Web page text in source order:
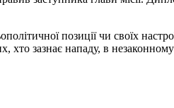
позиції чи своїх
зазнає нападу, в